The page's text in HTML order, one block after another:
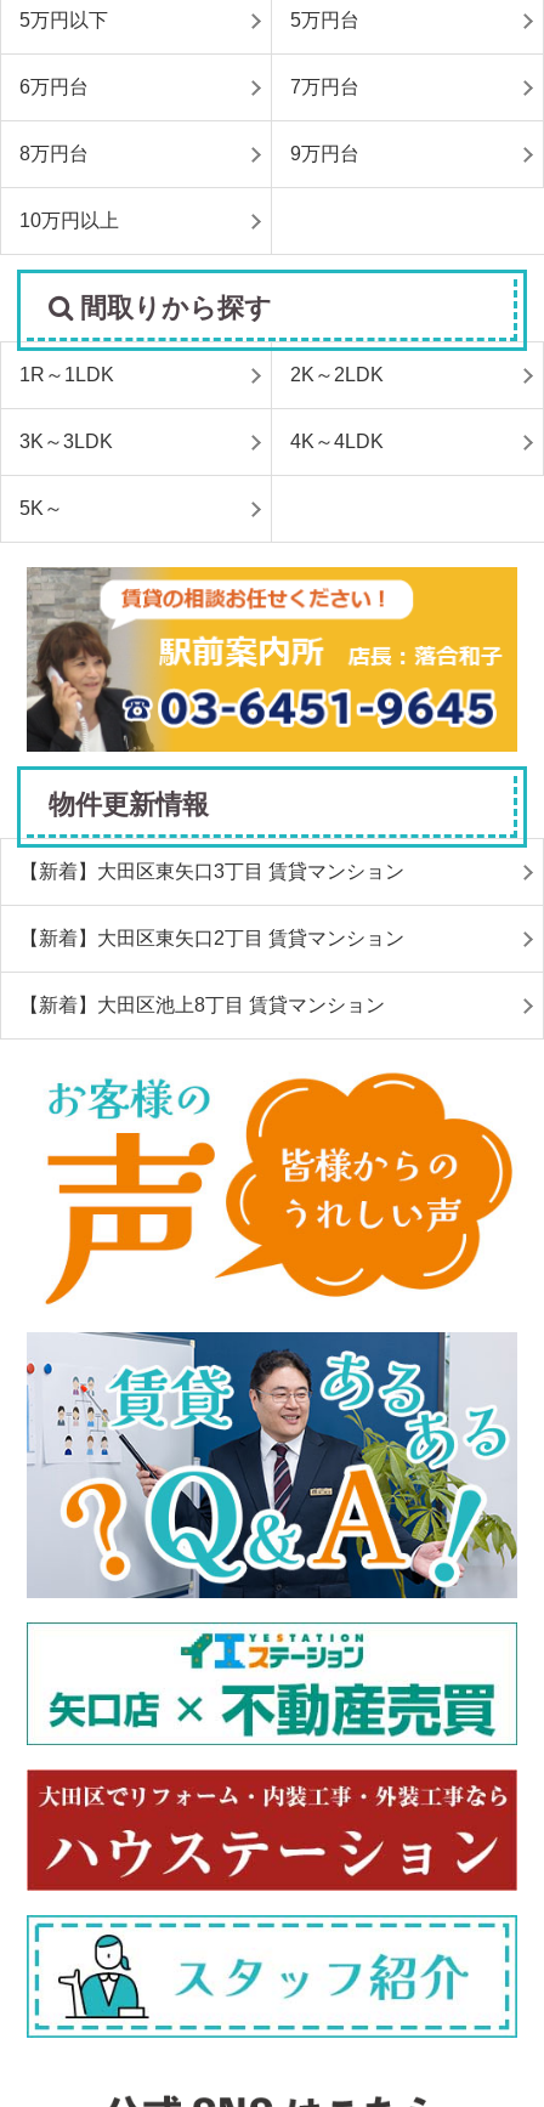
5万円以下 5万円台
6万円台 7万円台
8万円台 9万円台
10万円以上
間取りから探す
1R～1LDK 2K～2LDK
3K～3LDK 4K～4LDK
5K～
物件更新情報
【新着】大田区東矢口3丁目 賃貸マンション
【新着】大田区東矢口2丁目 賃貸マンション
【新着】大田区池上8丁目 賃貸マンション